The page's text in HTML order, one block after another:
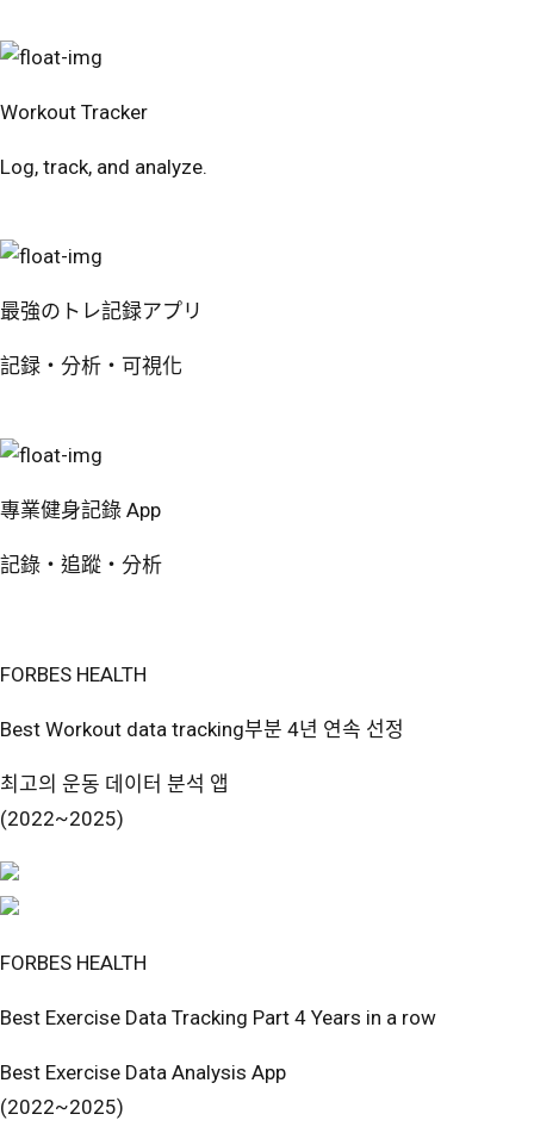
Workout Tracker
Log, track, and analyze.
最強のトレ記録アプリ
記録・分析・可視化
專業健身記錄 App
記錄・追蹤・分析
FORBES HEALTH
Best Workout data tracking부분 4년 연속 선정
최고의 운동 데이터 분석 앱
(2022~2025)
FORBES HEALTH
Best Exercise Data Tracking Part 4 Years in a row
Best Exercise Data Analysis App
(2022~2025)